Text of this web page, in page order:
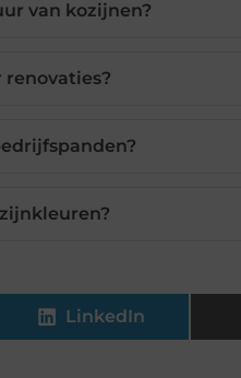
van kozijnen?
LinkedIn